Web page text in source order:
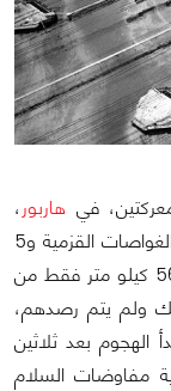
في هاربور ،
تقدمت، في سرية تامة، 535 طائرة وعدد من الغواصات القزمية و5
حاملات للطائرات اليابانية ليكونوا على بعد 5600 كيلو متر فقط من
ولم يتم رصدهم،
الهجوم بعد ثلاثين
مفاوضات السلام